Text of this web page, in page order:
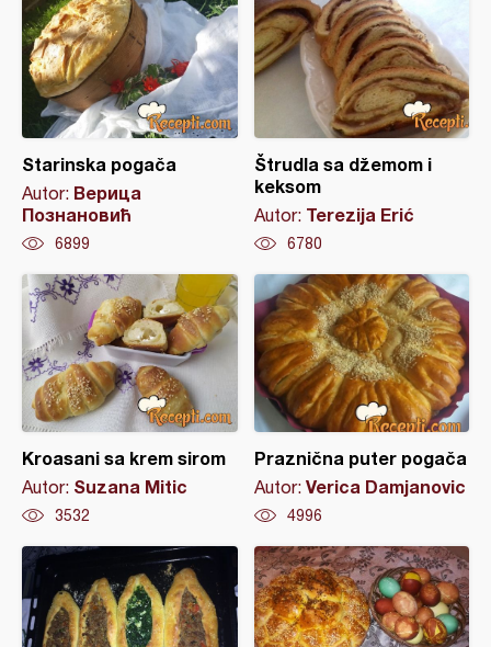
Starinska pogača
Autor: Верица
Познановић
6899
Štrudla sa džemom i
keksom
Autor: Terezija Erić
6780
Kroasani sa krem sirom
Autor: Suzana Mitic
3532
Praznična puter pogača
Autor: Verica Damjanovic
4996